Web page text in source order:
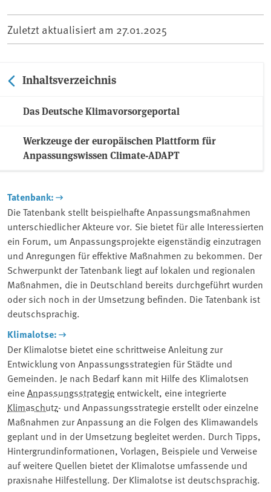
Zuletzt aktualisiert am 27.01.2025
Inhaltsverzeichnis
Das Deutsche Klimavorsorgeportal
Werkzeuge der europäischen Plattform für
Anpassungswissen Climate-ADAPT
Tatenbank:
Die Tatenbank stellt beispielhafte Anpassungsmaßnahmen
unterschiedlicher Akteure vor. Sie bietet für alle Interessierten
ein Forum, um Anpassungsprojekte eigenständig einzutragen
und Anregungen für effektive Maßnahmen zu bekommen. Der
Schwerpunkt der Tatenbank liegt auf lokalen und regionalen
Maßnahmen, die in Deutschland bereits durchgeführt wurden
oder sich noch in der Umsetzung befinden. Die Tatenbank ist
deutschsprachig.
Klimalotse:
Der Klimalotse bietet eine schrittweise Anleitung zur
Entwicklung von Anpassungsstrategien für Städte und
Gemeinden. Je nach Bedarf kann mit Hilfe des Klimalotsen
eineAnpassungsstrategie entwickelt, eine integrierte
Klimaschutz- und Anpassungsstrategie erstellt oder einzelne
Maßnahmen zur Anpassung an die Folgen des Klimawandels
geplant und in der Umsetzung begleitet werden. Durch Tipps,
Hintergrundinformationen, Vorlagen, Beispiele und Verweise
auf weitere Quellen bietet der Klimalotse umfassende und
praxisnahe Hilfestellung. Der Klimalotse ist deutschsprachig.